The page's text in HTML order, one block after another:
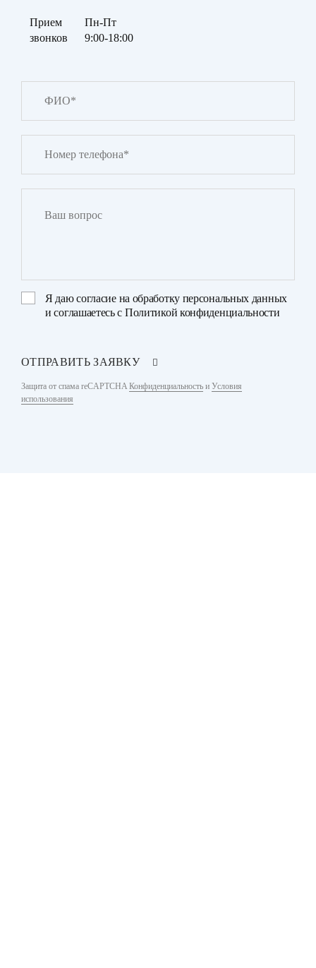
Прием
звонков
Пн-Пт
9:00-18:00
Я даюсогласие на обработку персональных данных
и соглашаетесь с Политикой конфиденциальности
ОТПРАВИТЬ ЗАЯВКУ
Защита от спама reCAPTCHA Конфиденциальность и Условия
использования